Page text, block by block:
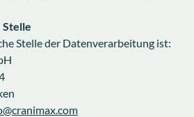
Stelle der Datenverarbeitung ist: